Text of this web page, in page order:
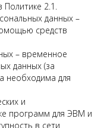
2.1.
данных –
средств
– временное
данных (за
необходима для
и
программ для ЭВМ и
в сети